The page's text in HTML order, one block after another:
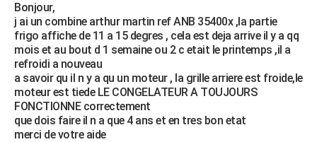
Essais
Réserver un essai
Citadines
Berlines
SUV
Forum auto
+HIGH-TECH
Mobiles
Meilleur smartphone
Internet
Ordinateurs
Jeux vidéo
Guide high-tech
+BRICOLAGE
Forum
Aménagement intérieur
Extérieur
Cuisine
Salle de bains
Jardinage
Rangement
WEEK-END
Guides de France
Escapades
Patrimoine
Expositions
Musées
Week-end nature
+LIFESTYLE
Art de vivre
Bien-être
Loisirs
ModeModes de vie
SANTE
Bonjour,
j ai un combine arthur martin ref ANB 35400x ,la partie
frigo affiche de 11 a 15 degres , cela est deja arrive il y a qq
mois et au bout d 1 semaine ou 2 c etait le printemps ,il a
refroidi a nouveau
a savoir qu il n y a qu un moteur , la grille arriere est froide,le
moteur est tiede LE CONGELATEUR A TOUJOURS
FONCTIONNE correctement
que dois faire il n a que 4 ans et en tres bon etat
merci de votre aide